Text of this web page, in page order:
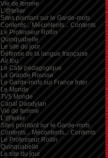
Vie de femme
L'@telier
Sites pointant sur le Garde-mots
Contents... Mécontents... Contents
Le Professeur Rollin
Quinquabelle
Le site du jour
Défense de la langue française
Air fou
Le Café pédagogique
La Grande Rousse
Le Garde-mots sur France Inter
Le Monde
TV5 Monde
Canal Dandylan
Vie de femme
L'@telier
Sites pointant sur le Garde-mots
Contents... Mécontents... Contents
Le Professeur Rollin
Quinquabelle
Le site du jour